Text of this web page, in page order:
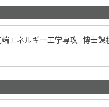
エネルギー工学専攻 博士課